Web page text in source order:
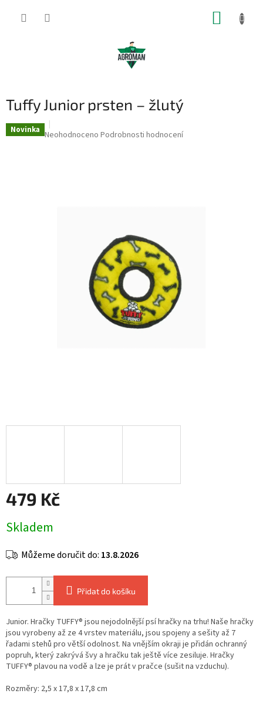
Tuffy Junior prsten – žlutý
Novinka Průměrné
Neohodnoceno Podrobnosti hodnocení
479 Kč
cena:
Skladem
Můžeme doručit do: 13.8.2026
Přidat do košíku
Junior. Hračky TUFFY® jsou nejodolnější psí hračky na trhu! Naše hračky
jsou vyrobeny až ze 4 vrstev materiálu, jsou spojeny a sešity až 7
řadami stehů pro větší odolnost. Na vnějším okraji je přidán ochranný
popruh, který zakrývá švy a hračku tak ještě více zesiluje. Hračky
TUFFY® plavou na vodě a lze je prát v pračce (sušit na vzduchu).
Rozměry: 2,5 x 17,8 x 17,8 cm